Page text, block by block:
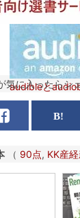
audibleと
気に入ったらシ
（ 90点, KK産